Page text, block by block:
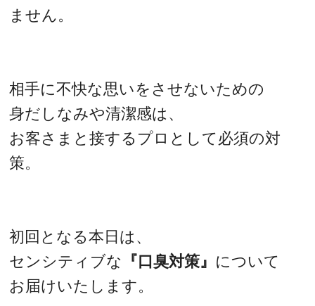
ません。
相手に不快な思いをさせないための
身だしなみや清潔感は、
お客さまと接するプロとして必須の対
策。
初回となる本日は、
センシティブな
『口臭対策』 について
お届けいたします。